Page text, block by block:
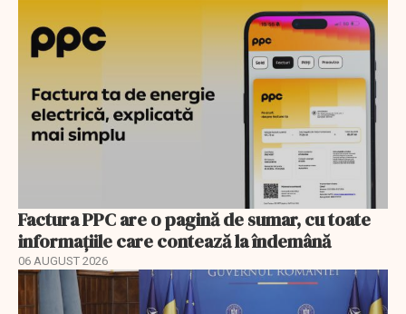
Factura PPC are o pagină de sumar, cu toate
informațiile care contează la îndemână
06 AUGUST 2026